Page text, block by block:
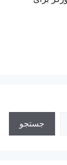
جستجو